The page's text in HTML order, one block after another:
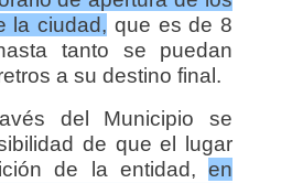
la ciudad, que es de 8
tanto se puedan
a su destino final.
del Municipio se
de que el lugar
de la entidad,en